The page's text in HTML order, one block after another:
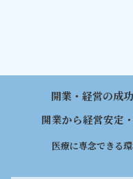
開業・経営の成
開業から経営安定
医療に専念できる